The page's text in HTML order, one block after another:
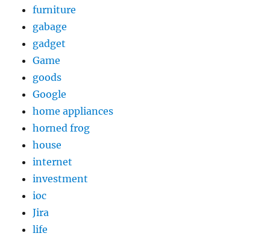
furniture
gabage
gadget
Game
goods
Google
home appliances
horned frog
house
internet
investment
ioc
Jira
life